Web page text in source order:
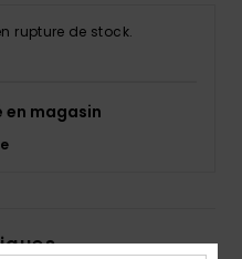
rupture de stock.
magasin